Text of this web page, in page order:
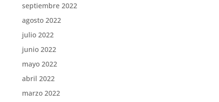
septiembre 2022
agosto 2022
julio 2022
junio 2022
mayo 2022
abril 2022
marzo 2022